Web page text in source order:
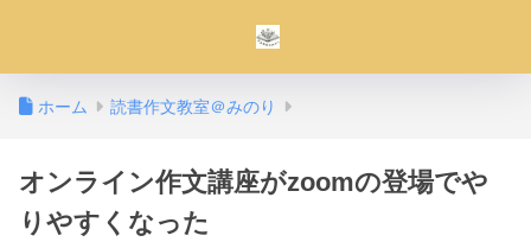
ホーム 読書作文教室＠みのり
オンライン作文講座がzoomの登場でや
りやすくなった